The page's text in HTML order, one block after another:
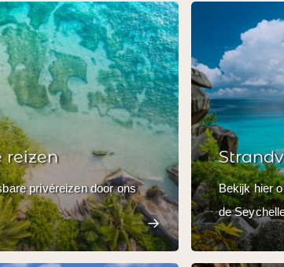
reizen
privéreizen door ons
Bekijk hier
de